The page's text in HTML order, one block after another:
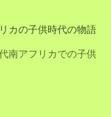
カの子供時代の物語
南アフリカでの子供